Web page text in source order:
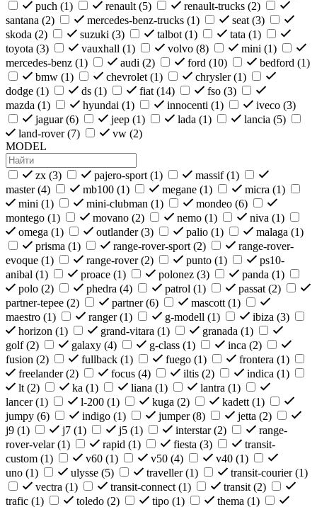
puch (1) renault (5) renault-trucks (2)
santana (2) mercedes-benz-trucks (1) seat (3)
skoda (2) suzuki (3) talbot (1) tata (1)
toyota (3) vauxhall (1) volvo (8) mini (1)
mercedes-benz (1) audi (2) ford (10) bedford (1)
bmw (1) chevrolet (1) chrysler (1)
dodge (1) ds (1) fiat (14) fso (3)
mazda (1) hyundai (1) innocenti (1) iveco (3)
jaguar (6) jeep (1) lada (1) lancia (5)
land-rover (7) vw (2)
MODEL
zx (3) pajero-sport (1) massif (1)
master (4) mb100 (1) megane (1) micra (1)
mini (1) mini-clubman (1) mondeo (6)
montego (1) movano (2) nemo (1) niva (1)
omega (1) outlander (3) palio (1) malaga (1)
prisma (1) range-rover-sport (2)
range-rover-
evoque (1) range-rover (2) punto (1)
ps10-
anibal (1) proace (1) polonez (3) panda (1)
polo (2) phedra (4) patrol (1) passat (2)
partner-tepee (2) partner (6) mascott (1)
maestro (1) ranger (1) g-modell (1) ibiza (3)
horizon (1) grand-vitara (1) granada (1)
golf (2) galaxy (4) g-class (1) inca (2)
fusion (2) fullback (1) fuego (1) frontera (1)
freelander (2) focus (4) iltis (2) indica (1)
lt (2) ka (1) liana (1) lantra (1)
lancer (1) l-200 (1) kuga (2) kadett (1)
jumpy (6) indigo (1) jumper (8) jetta (2)
j9 (1) j7 (1) j5 (1) interstar (2)
range-
rover-velar (1) rapid (1) fiesta (3)
transit-
custom (1) v60 (1) v50 (4) v40 (1)
uno (1) ulysse (5) traveller (1) transit-courier (1)
vectra (1) transit-connect (1) transit (2)
trafic (1) toledo (2) tipo (1) thema (1)